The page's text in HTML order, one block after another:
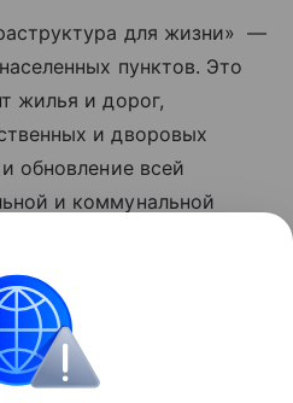
для жизни» —
пунктов. Это
жилья и дорог,
и дворовых
обновление всей
и коммунальной
транспорта за счет
состава. Обновленные
по решению
Путина с 2025 года.